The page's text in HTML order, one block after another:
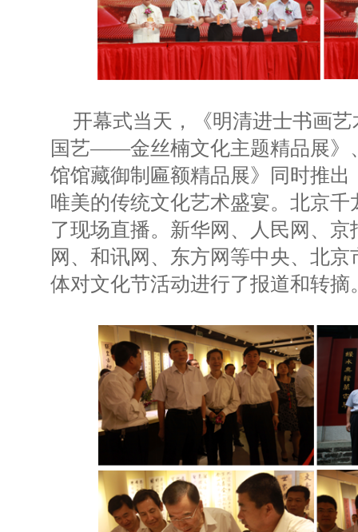
开幕式当天，《明清进士书画
国艺——金丝楠文化主题精品展》
馆馆藏御制匾额精品展》同时推
唯美的传统文化艺术盛宴。北京
了现场直播。新华网、人民网、
网、和讯网、东方网等中央、北
体对文化节活动进行了报道和转摘